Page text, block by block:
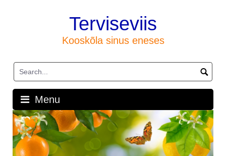
Terviseviis
Kooskõla sinus eneses
Menu